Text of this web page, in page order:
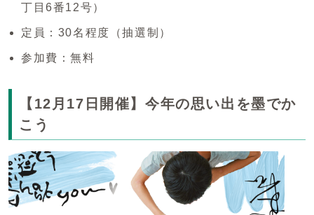
丁目6番12号）
定員：30名程度（抽選制）
参加費：無料
【12月17日開催】今年の思い出を墨でか
こう